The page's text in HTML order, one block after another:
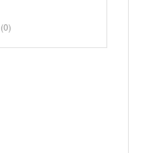
(0)